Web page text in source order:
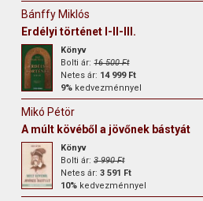
Bánffy Miklós
Erdélyi történet I-II-III.
Könyv
Bolti ár:16 500 Ft
Netes ár: 14 999 Ft
9% kedvezménnyel
Mikó Pétör
A múlt kövéből a jövőnek bástyát
Könyv
Bolti ár:3 990 Ft
Netes ár:3 591 Ft
10% kedvezménnyel